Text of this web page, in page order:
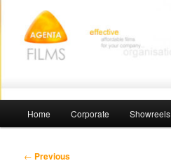
primary
contentAgenta Films
Home Corporate Showreels
Post
← Previous